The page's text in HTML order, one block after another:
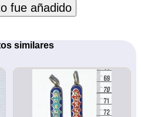
fue añadido
similares